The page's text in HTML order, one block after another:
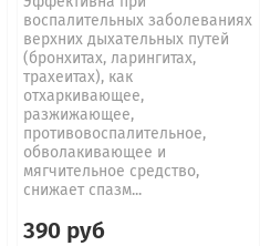
воспалительных заболеваниях
верхних дыхательных путей
(бронхитах, ларингитах,
трахеитах), как
отхаркивающее,
разжижающее,
противовоспалительное,
обволакивающее и
мягчительное средство,
снижает спазм...
390 руб